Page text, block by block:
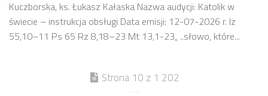
Kuczborska, ks. Łukasz Kałaska Nazwa audycji: Katolik w
świecie – instrukcja obsługi Data emisji: 12-07-2026 r. Iz
55,10–11 Ps 65 Rz 8,18–23 Mt 13,1-23„ ..słowo, które...
Strona 10 z 1 202